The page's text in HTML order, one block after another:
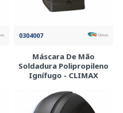
0304007
Máscara De Mão
Soldadura Polipropileno
Ignífugo - CLIMAX